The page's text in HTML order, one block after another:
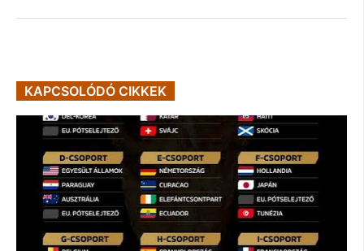
KAPCSOLÓDÓ CIKKEK